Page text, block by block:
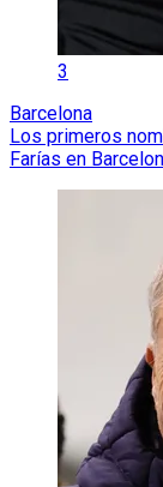
3
Barcelona
Los primeros
Farías en